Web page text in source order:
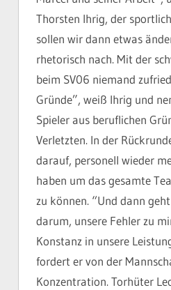
Thorsten Ihrig, der
sollen wir dann etwas
rhetorisch nach. Mit der
beim SV06 niemand
Gründe”, weiß Ihrig und
Spieler aus beruflichen
Verletzten. In der
darauf, personell wieder
haben um das gesamte
zu können. “Und dann
darum, unsere Fehler zu
Konstanz in unsere
fordert er von der
Konzentration. Torhüter